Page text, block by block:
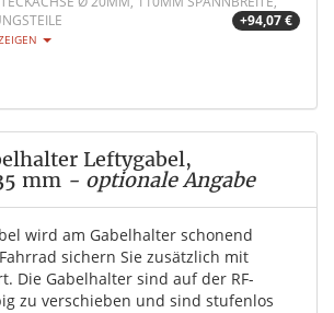
+94,07 €
Leftygabel,
mm - optionale Angabe
wird am Gabelhalter schonend
sichern Sie zusätzlich mit
Die Gabelhalter sind auf der RF-
zu verschieben und sind stufenlos